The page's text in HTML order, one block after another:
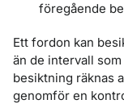
föregående
Ett fordon kan
än de intervall
besiktning räknas
genomför en